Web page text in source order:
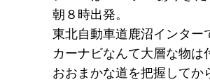
朝８時出発。
東北自動車道鹿沼インター
カーナビなんて大層な物は
おおまかな道を把握してか